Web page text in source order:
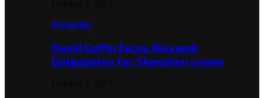
Pertanian
David Goffin faces Alexandr
Dolgopolov for Shenzhen crown